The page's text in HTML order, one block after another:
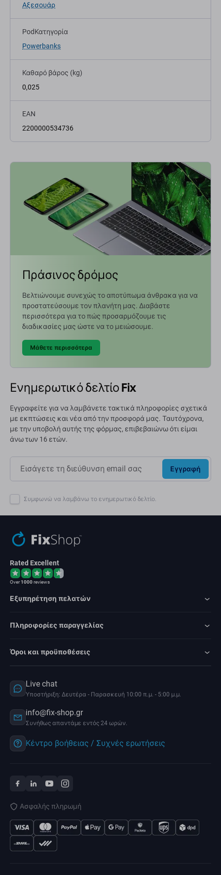
Αξεσουάρ
PodΚατηγορία
Powerbanks
Καθαρό βάρος (kg)
0,025
EAN
2200000534736
Πράσινος δρόμος
Βελτιώνουμε συνεχώς το αποτύπωμα άνθρακα για να
προστατεύσουμε τον πλανήτη μας. Διαβάστε
περισσότερα για το πώς προσαρμόζουμε τις
διαδικασίες μας ώστε να το μειώσουμε.
Μάθετε περισσότερα
Ενημερωτικό δελτίο Fix
Εγγραφείτε για να λαμβάνετε τακτικά πληροφορίες σχετικά
με εκπτώσεις και νέα από την προσφορά μας. Ταυτόχρονα,
με την υποβολή αυτής της φόρμας, επιβεβαιώνω ότι είμαι
άνω των 16 ετών.
Εγγραφή
Συμφωνώ να λαμβάνω το ενημερωτικό δελτίο.
Rated Excellent
Over1000reviews
Εξυπηρέτηση πελατών
Πληροφορίες παραγγελίας
Όροι και προϋποθέσεις
Live chat
Υποστήριξη: Δευτέρα - Παρασκευή 10:00 π.μ. - 5:00 μ.μ.
info@fix-shop.gr
Συνήθως απαντάμε εντός 24 ωρών.
Κέντρο βοήθειας / Συχνές ερωτήσεις
Ασφαλής πληρωμή